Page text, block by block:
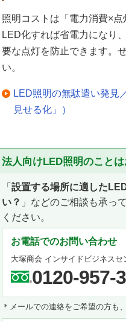
照明コストは「電力消費×点
LED化すれば省電力になり
要な点灯を防止できます。
い。
LED照明の無駄遣い発見
見せる化」）
法人向けLED照明のこと
「 設置する場所に適した
い？ 」などのご相談も承っ
ください。
お電話でのお問い合わせ
大塚商会 インサイドビジネスセ
0120-957-
＊メールでの連絡をご希望の方も